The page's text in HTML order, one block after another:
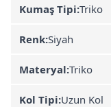
Kumaş Tipi:Triko
Renk:Siyah
Materyal:Triko
Kol Tipi:Uzun Kol